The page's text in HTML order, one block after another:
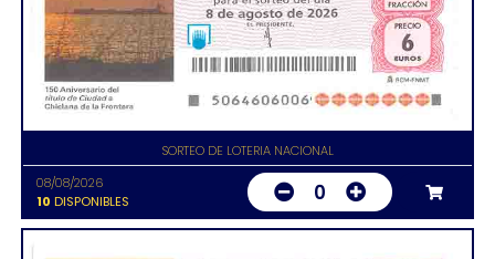
SORTEO DE LOTERIA NACIONAL
08/08/2026
10 DISPONIBLES 0